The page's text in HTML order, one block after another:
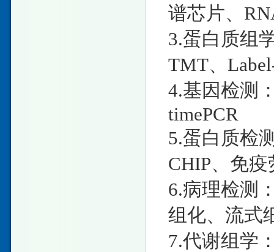
谱芯片、
3.蛋白质组
TMT、
4.基因检测
timePCR
5.蛋白质检
CHIP、免
6.病理检测
组化、流式
7.代谢组学